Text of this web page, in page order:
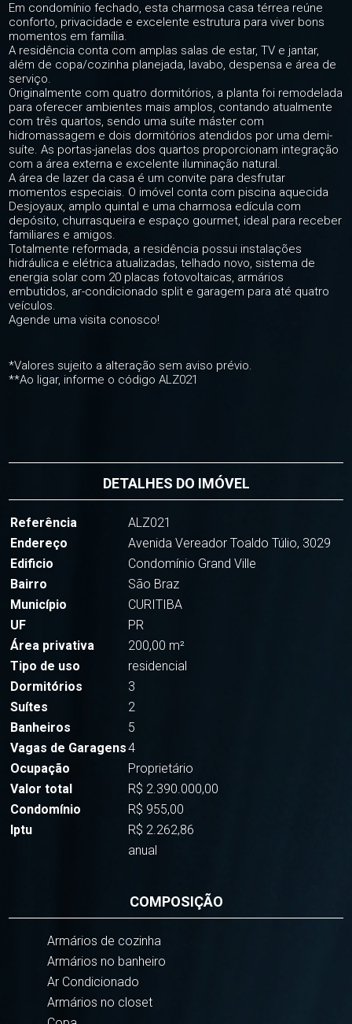
Em condomínio fechado, esta charmosa casa térrea reúne
conforto, privacidade e excelente estrutura para viver bons
momentos em família.
A residência conta com amplas salas de estar, TV e jantar,
além de copa/cozinha planejada, lavabo, despensa e área de
serviço.
Originalmente com quatro dormitórios, a planta foi remodelada
para oferecer ambientes mais amplos, contando atualmente
com três quartos, sendo uma suíte máster com
hidromassagem e dois dormitórios atendidos por uma demi-
suíte. As portas-janelas dos quartos proporcionam integração
com a área externa e excelente iluminação natural.
A área de lazer da casa é um convite para desfrutar
momentos especiais. O imóvel conta com piscina aquecida
Desjoyaux, amplo quintal e uma charmosa edícula com
depósito, churrasqueira e espaço gourmet, ideal para receber
familiares e amigos.
Totalmente reformada, a residência possui instalações
hidráulica e elétrica atualizadas, telhado novo, sistema de
energia solar com 20 placas fotovoltaicas, armários
embutidos, ar-condicionado split e garagem para até quatro
veículos.
Agende uma visita conosco!
*Valores sujeito a alteração sem aviso prévio.
**Ao ligar, informe o código ALZ021
DETALHES DO IMÓVEL
Referência
ALZ021
Endereço
Avenida Vereador Toaldo Túlio, 3029
Edificio
Condomínio Grand Ville
Bairro
São Braz
Município
CURITIBA
UF
PR
Área privativa
200,00 m²
Tipo de uso
residencial
Dormitórios
3
Suítes
2
Banheiros
5
Vagas de Garagens4
Ocupação
Proprietário
Valor total
R$ 2.390.000,00
Condomínio
R$ 955,00
Iptu
R$ 2.262,86
anual
COMPOSIÇÃO
Armários de cozinha
Armários no banheiro
Ar Condicionado
Armários no closet